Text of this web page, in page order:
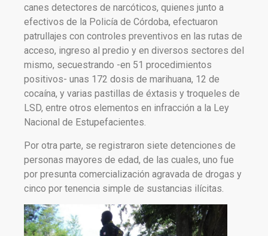
canes detectores de narcóticos, quienes junto a
efectivos de la Policía de Córdoba, efectuaron
patrullajes con controles preventivos en las rutas de
acceso, ingreso al predio y en diversos sectores del
mismo, secuestrando -en 51 procedimientos
positivos- unas 172 dosis de marihuana, 12 de
cocaína, y varias pastillas de éxtasis y troqueles de
LSD, entre otros elementos en infracción a la Ley
Nacional de Estupefacientes.
Por otra parte, se registraron siete detenciones de
personas mayores de edad, de las cuales, uno fue
por presunta comercialización agravada de drogas y
cinco por tenencia simple de sustancias ilícitas.